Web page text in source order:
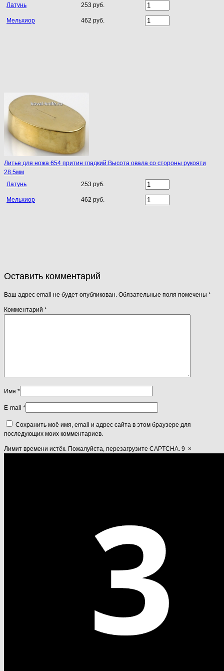
Латунь
253 руб.
Мельхиор 462 руб.
Литье для ножа 654 притин гладкий.Высота овала со стороны рукояти
28,5мм
Латунь
253 руб.
Мельхиор 462 руб.
Оставить комментарий
Ваш адрес email не будет опубликован. Обязательные поля помечены *
Комментарий *
Имя *
E-mail *
Сохранить моё имя, email и адрес сайта в этом браузере для
последующих моих комментариев.
Лимит времени истёк. Пожалуйста, перезагрузите CAPTCHA. 9 ×